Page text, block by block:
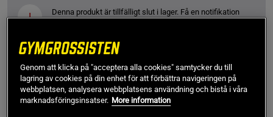
!
Denna produkt är tillfälligt slut i lager. Få en notifikation
när produkter åter finns i lager.
Bra stabil shaker. Nice att man får plats med 2 skopor
protein (elr gainer) utan att shakern får utlösning
Genom att klicka på "acceptera alla cookies" samtycker du till
lagring av cookies på din enhet för att förbättra navigeringen på
webbplatsen, analysera webbplatsens användning och bistå i våra
marknadsföringsinsatser. More information